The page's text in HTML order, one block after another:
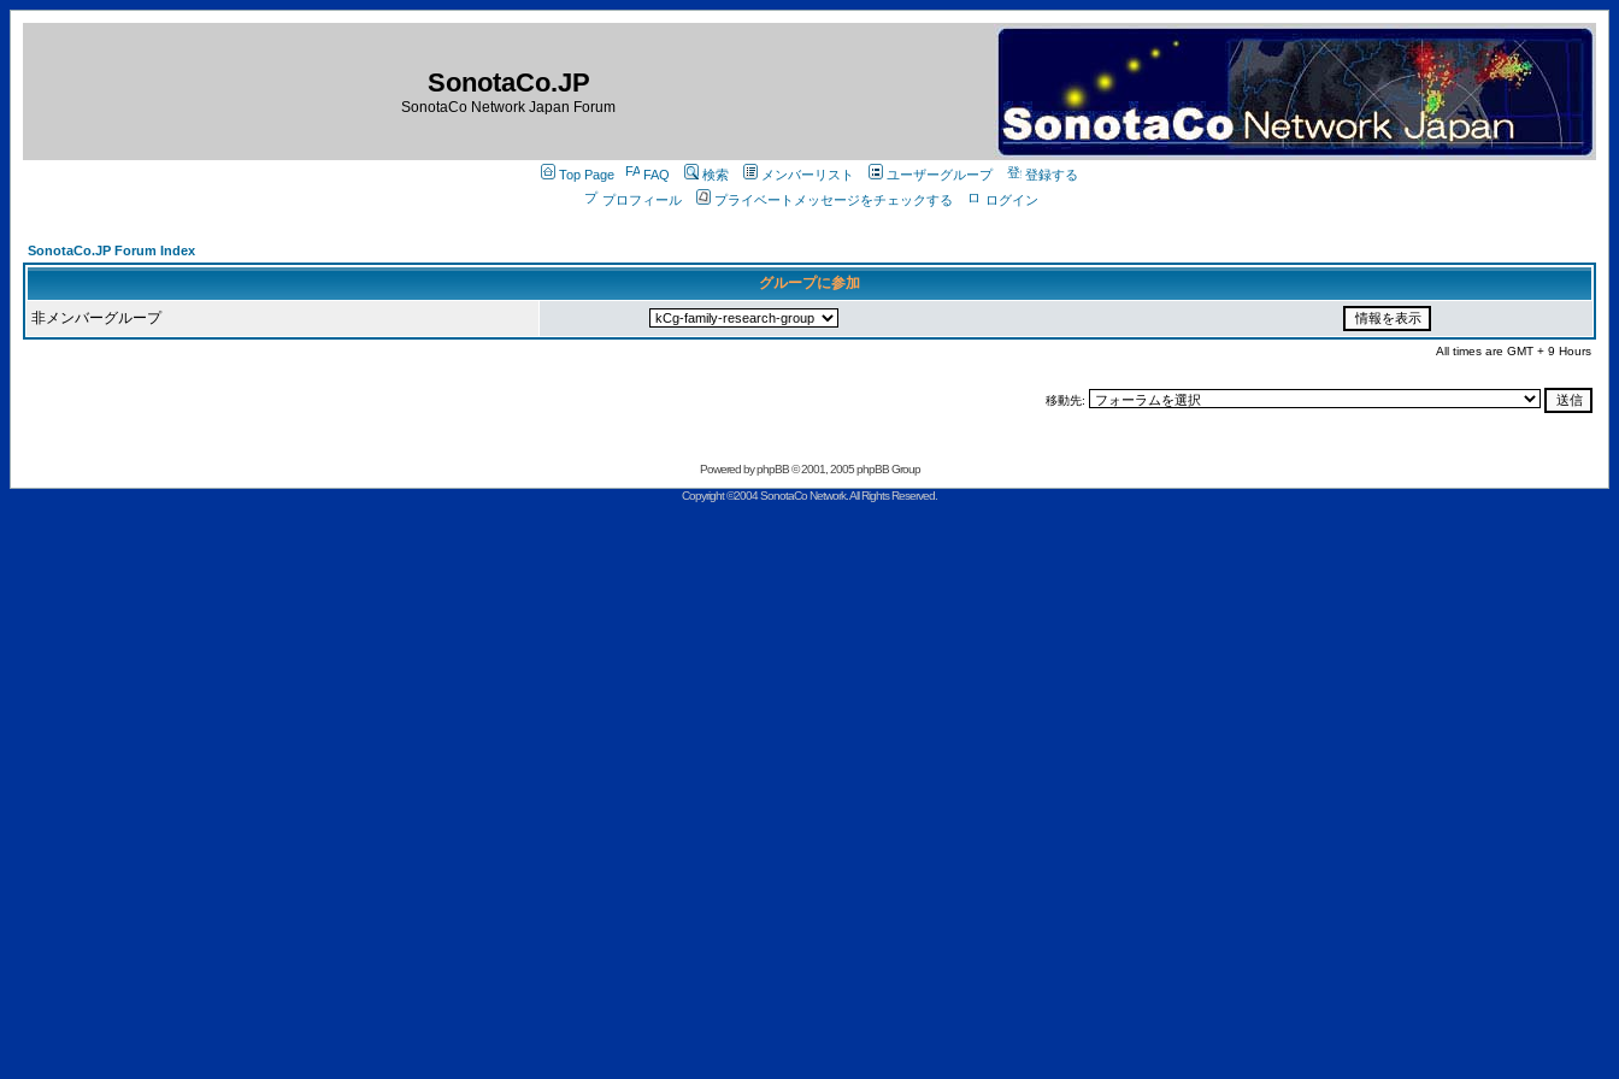
SonotaCo.JP
SonotaCo Network Japan Forum
Top Page FAQ 検索 メンバーリスト ユーザーグループ
登録する
プロフィール
プライベートメッセージをチェックする ログイン
SonotaCo.JP Forum Index
グループに参加
非メンバーグループ
All times are GMT + 9 Hours
移動先:
Powered byphpBB© 2001, 2005 phpBB Group
Copyright ©2004 SonotaCo Network. All Rights Reserved.